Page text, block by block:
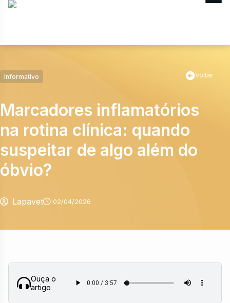
Informativo Voltar
Marcadores inflamatórios
na rotina clínica: quando
suspeitar de algo além do
óbvio?
Lapavet 02/04/2026
Ouça o
artigo